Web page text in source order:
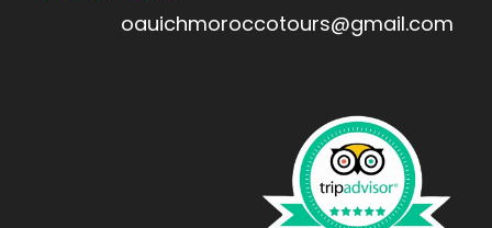
oauichmoroccotours@gmail.com